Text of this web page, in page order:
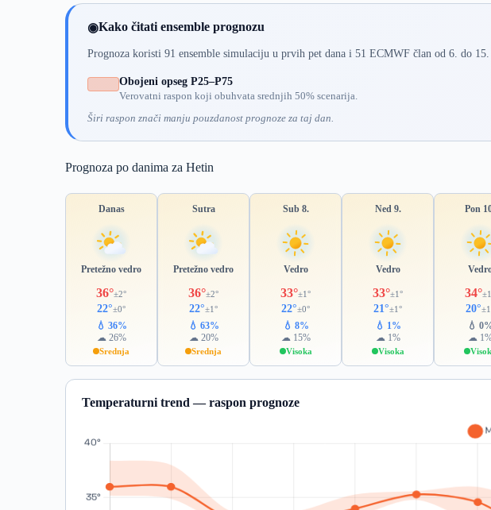
◉Kako čitati ensemble prognozu
Prognoza koristi 91 ensemble simulaciju u prvih pet dana i 51 ECMWF član od 6. do
Obojeni opseg P25–P75
Verovatni raspon koji obuhvata srednjih 50% scenarija.
Širi raspon znači manju pouzdanost prognoze za taj dan.
Prognoza po danima za Hetin
Danas
Pretežno vedro
36°±2°
22°±0°
💧 36%
☁ 26%
Srednja
Sutra
Pretežno vedro
36°±2°
22°±1°
💧 63%
☁ 20%
Srednja
Sub 8.
Vedro
33°±1°
22°±0°
💧 8%
☁ 15%
Visoka
Ned 9.
Vedro
33°±1°
21°±1°
💧 1%
☁ 1%
Visoka
Pon
34°
20°
💧
☁
Temperaturni trend — raspon prognoze